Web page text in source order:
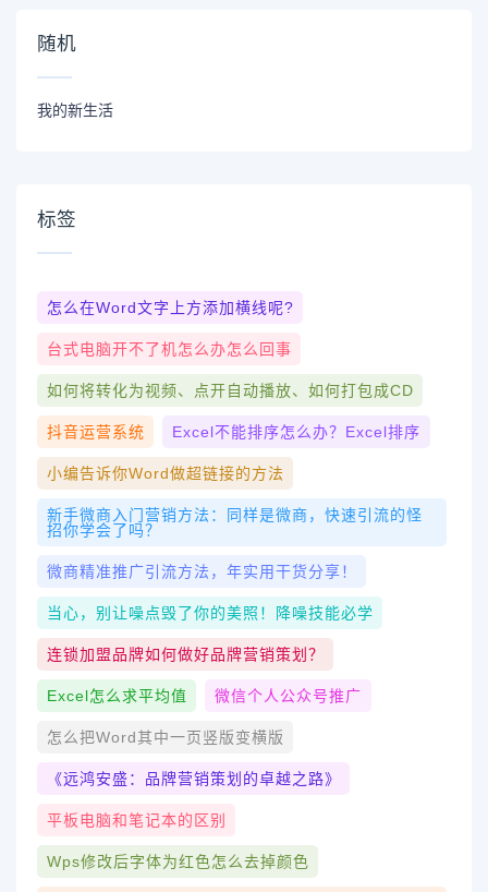
随机
我的新生活
标签
怎么在word文字上方添加横线呢?
台式电脑开不了机怎么办怎么回事
如何将转化为视频、点开自动播放、如何打包成CD
抖音运营系统 Excel不能排序怎么办？Excel排序
小编告诉你word做超链接的方法
新手微商入门营销方法：同样是微商，快速引流的怪
招你学会了吗？
微商精准推广引流方法，年实用干货分享！
当心，别让噪点毁了你的美照！降噪技能必学
连锁加盟品牌如何做好品牌营销策划？
Excel怎么求平均值 微信个人公众号推广
怎么把word其中一页竖版变横版
《远鸿安盛：品牌营销策划的卓越之路》
平板电脑和笔记本的区别
Wps修改后字体为红色怎么去掉颜色